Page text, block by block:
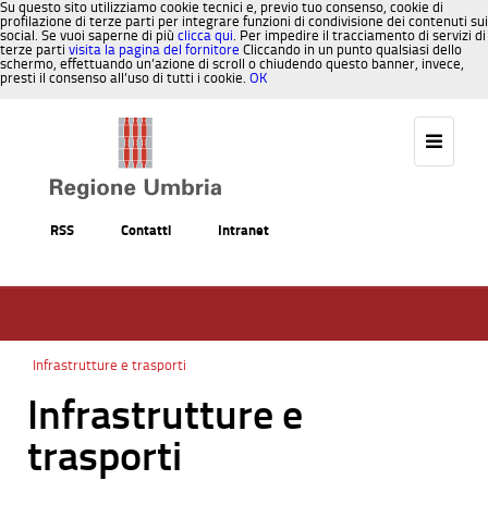
Su questo sito utilizziamo cookie tecnici e, previo tuo consenso, cookie di
profilazione di terze parti per integrare funzioni di condivisione dei contenuti sui
social. Se vuoi saperne di più clicca qui. Per impedire il tracciamento di servizi di
terze parti visita la pagina del fornitore Cliccando in un punto qualsiasi dello
schermo, effettuando un’azione di scroll o chiudendo questo banner, invece,
presti il consenso all’uso di tutti i cookie. OK
RSS Contatti Intranet
Infrastrutture e trasporti
Infrastrutture e
trasporti